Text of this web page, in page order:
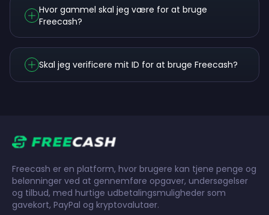
Hvor gammel skal jeg være for at bruge
Freecash?
Skal jeg verificere mit ID for at bruge Freecash?
Freecash er en platform, hvor brugere kan tjene penge og
belønninger ved at gennemføre opgaver, undersøgelser
og tilbud, med hurtige udbetalingsmuligheder som
gavekort, PayPal og kryptovalutaer.